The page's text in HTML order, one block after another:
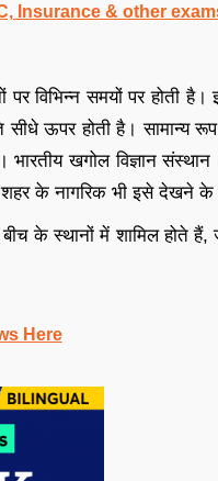
Insurance & other
विभिन्न समयों पर होती है।
सीधे ऊपर होती है। सामान्य
भारतीय खगोल विज्ञान
के नागरिक भी इसे देखने के
के स्थानों में शामिल होते
Here